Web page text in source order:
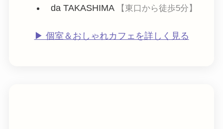
da TAKASHIMA
【東口から徒歩5分】
▶︎ 個室＆おしゃれカフェを詳しく見る